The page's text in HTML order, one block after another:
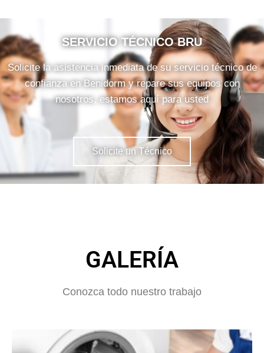
SERVICIO TÉCNICO BRU
Solicite la asistencia inmediata de su servicio técnico de
confianza en Benidorm y repare sus equipos con
nosotros, estamos aquí para usted
Solicite un Técnico
GALERÍA
Conozca todo nuestro trabajo